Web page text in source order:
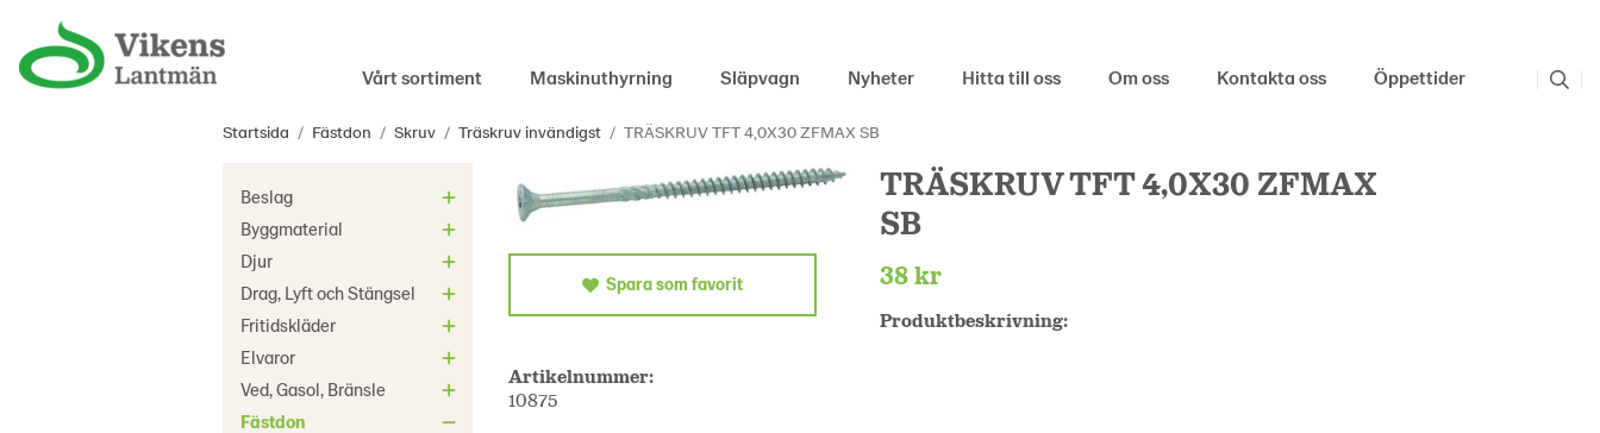
Vårt sortiment Maskinuthyrning Släpvagn Nyheter Hitta till oss Om oss Kontakta oss Öppettider
Startsida / Fästdon / Skruv / Träskruv invändigst / TRÄSKRUV TFT 4,0X30 ZFMAX SB
Beslag
Byggmaterial
Djur
Drag, Lyft och Stängsel
Fritidskläder
Elvaror
Ved, Gasol, Bränsle
Fästdon
TRÄSKRUV TFT 4,0X30 ZFMAX
SB
38 kr
Produktbeskrivning:
Spara som favorit
Artikelnummer:
10875